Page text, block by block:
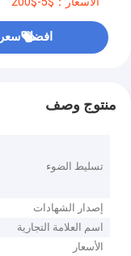
افضل سعر
منتوج وصف
تسليط الضوء
إصدار الشهادات
اسم العلامة التجارية
الأسعار